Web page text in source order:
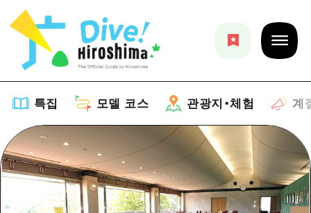
특집 모델 코스 관광지・체험 계
특집
목록
모델 코스